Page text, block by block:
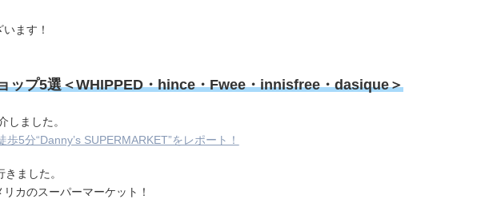
ます！
ップ5選＜WHIPPED・hince・Fwee・innisfree・dasique＞
しました。
5分“Danny’s SUPERMARKET”をレポート！
ました。
カのスーパーマーケット！